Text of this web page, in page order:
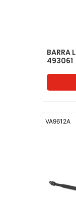
BARRA
493061
VA9612A